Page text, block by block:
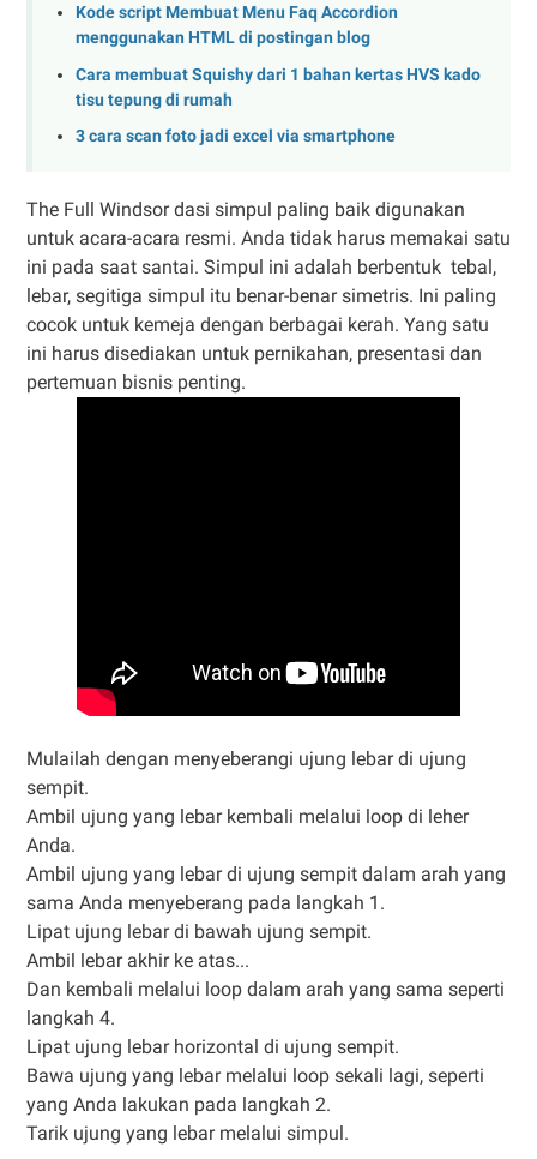
Kode script Membuat Menu Faq Accordion
menggunakan HTML di postingan blog
Cara membuat Squishy dari 1 bahan kertas HVS kado
tisu tepung di rumah
3 cara scan foto jadi excel via smartphone
The Full Windsor dasi simpul paling baik digunakan
untuk acara-acara resmi. Anda tidak harus memakai satu
ini pada saat santai. Simpul ini adalah berbentuk tebal,
lebar, segitiga simpul itu benar-benar simetris. Ini paling
cocok untuk kemeja dengan berbagai kerah. Yang satu
ini harus disediakan untuk pernikahan, presentasi dan
pertemuan bisnis penting.
Mulailah dengan menyeberangi ujung lebar di ujung
sempit.
Ambil ujung yang lebar kembali melalui loop di leher
Anda.
Ambil ujung yang lebar di ujung sempit dalam arah yang
sama Anda menyeberang pada langkah 1.
Lipat ujung lebar di bawah ujung sempit.
Ambil lebar akhir ke atas...
Dan kembali melalui loop dalam arah yang sama seperti
langkah 4.
Lipat ujung lebar horizontal di ujung sempit.
Bawa ujung yang lebar melalui loop sekali lagi, seperti
yang Anda lakukan pada langkah 2.
Tarik ujung yang lebar melalui simpul.